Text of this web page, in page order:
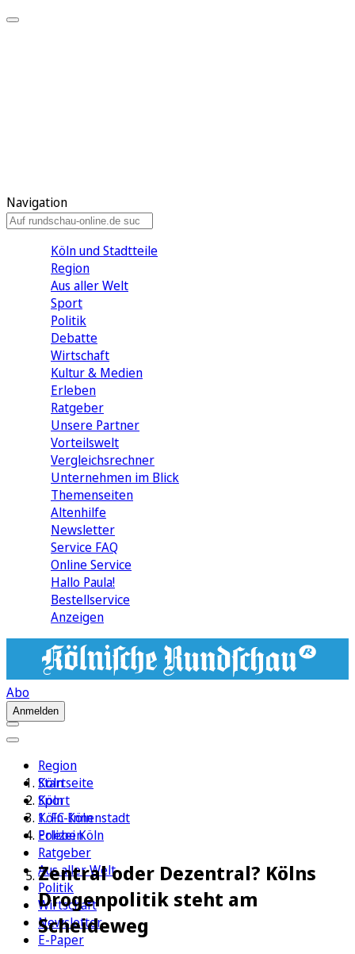
Navigation
Köln und Stadtteile
Region
Aus aller Welt
Sport
Politik
Debatte
Wirtschaft
Kultur & Medien
Erleben
Ratgeber
Unsere Partner
Vorteilswelt
Vergleichsrechner
Unternehmen im Blick
Themenseiten
Altenhilfe
Newsletter
Service FAQ
Online Service
Hallo Paula!
Bestellservice
Anzeigen
Abo
Anmelden
Region
Köln
Sport
1. FC Köln
Erleben
Ratgeber
Aus aller Welt
Politik
Wirtschaft
Newsletter
E-Paper
Startseite
Köln
Köln-Innenstadt
Polizei Köln
Zentral oder Dezentral? Kölns
Drogenpolitik steht am
Scheideweg